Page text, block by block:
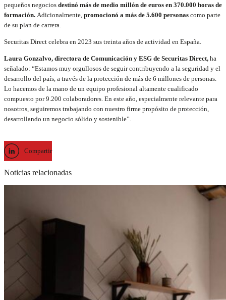
pequeños negocios destinó más de medio millón de euros en 370.000 horas de
formación. Adicionalmente, promocionó a más de 5.600 personas como parte
de su plan de carrera.
Securitas Direct celebra en 2023 sus treinta años de actividad en España.
Laura Gonzalvo, directora de Comunicación y ESG de Securitas Direct, ha
señalado: “Estamos muy orgullosos de seguir contribuyendo a la seguridad y el
desarrollo del país, a través de la protección de más de 6 millones de personas.
Lo hacemos de la mano de un equipo profesional altamente cualificado
compuesto por 9.200 colaboradores. En este año, especialmente relevante para
nosotros, seguiremos trabajando con nuestro firme propósito de protección,
desarrollando un negocio sólido y sostenible”.
Compartir
Noticias relacionadas